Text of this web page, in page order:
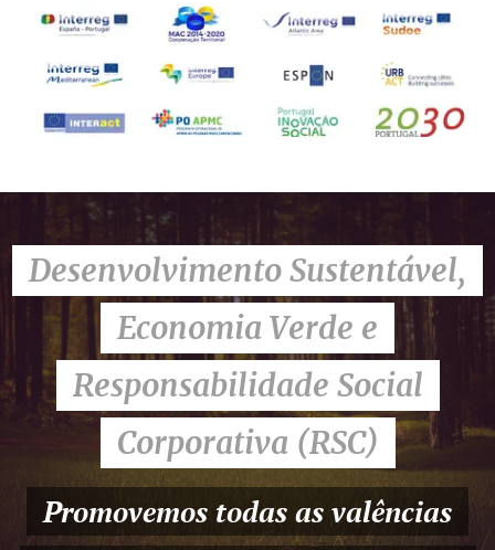
Desenvolvimento Sustentável,
Economia Verde e
Responsabilidade Social
Corporativa (RSC)
Promovemos todas as valências